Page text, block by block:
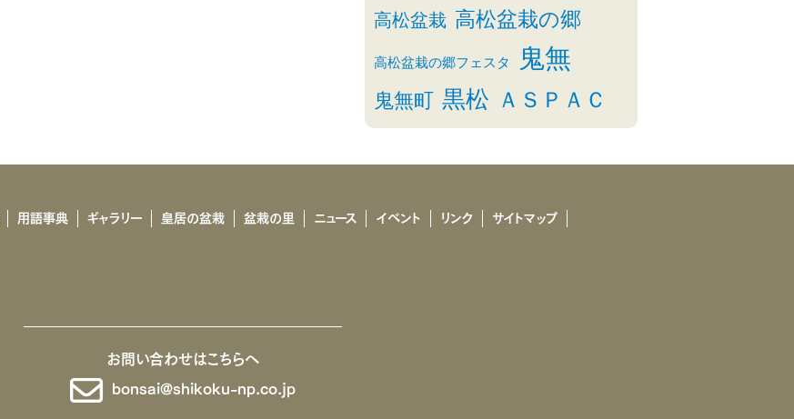
高松盆栽 高松盆栽の郷
高松盆栽の郷フェスタ 鬼無
鬼無町 黒松 ＡＳＰＡＣ
用語事典 ギャラリー 皇居の盆栽 盆栽の里 ニュース イベント リンク
サイトマップ
お問い合わせはこちらへ
bonsai@shikoku-np.co.jp